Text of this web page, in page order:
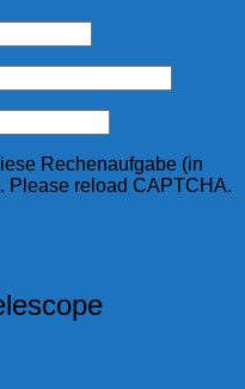
Rechenaufgabe (in
Please reload CAPTCHA.